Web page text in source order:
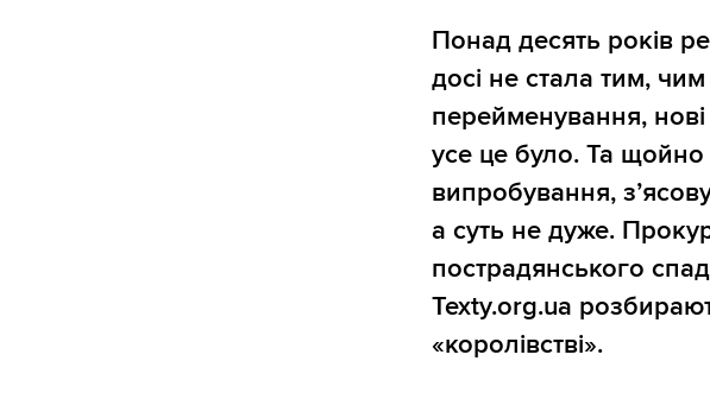
Понад десять років
досі не стала тим,
перейменування,
усе це було. Та
випробування,
а суть не дуже.
пострадянського
Texty.org.ua
«королівстві».